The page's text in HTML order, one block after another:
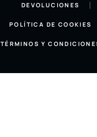
DEVOLUCIONES
POLÍTICA DE COOKIES
TÉRMINOS Y